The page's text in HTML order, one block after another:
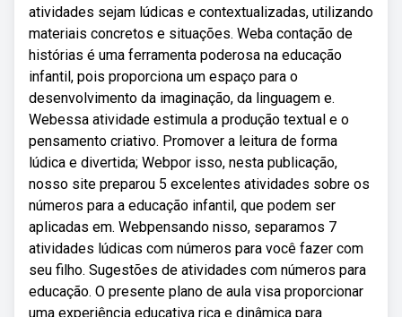
atividades sejam lúdicas e contextualizadas, utilizando
materiais concretos e situações. Weba contação de
histórias é uma ferramenta poderosa na educação
infantil, pois proporciona um espaço para o
desenvolvimento da imaginação, da linguagem e.
Webessa atividade estimula a produção textual e o
pensamento criativo. Promover a leitura de forma
lúdica e divertida; Webpor isso, nesta publicação,
nosso site preparou 5 excelentes atividades sobre os
números para a educação infantil, que podem ser
aplicadas em. Webpensando nisso, separamos 7
atividades lúdicas com números para você fazer com
seu filho. Sugestões de atividades com números para
educação. O presente plano de aula visa proporcionar
uma experiência educativa rica e dinâmica para